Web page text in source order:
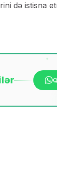
də istisna